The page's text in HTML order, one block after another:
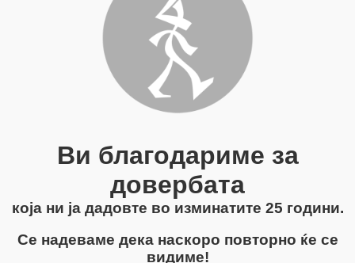
Ви благодариме за
довербата
која ни ја дадовте во изминатите 25 години.
Се надеваме дека наскоро повторно ќе се
видиме!